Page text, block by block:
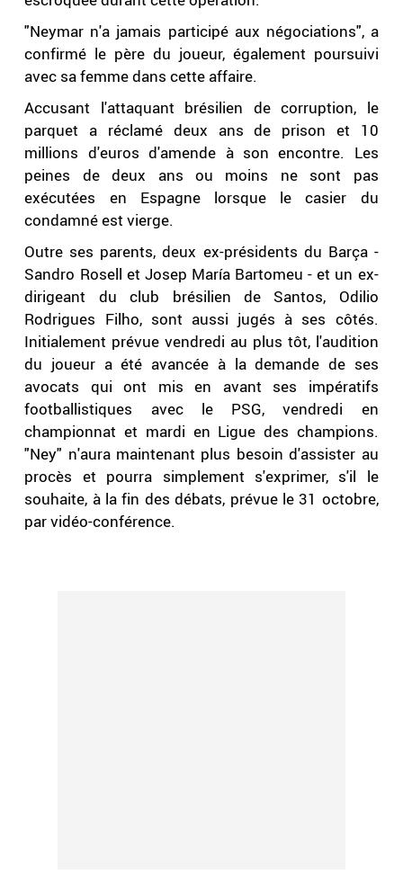
"Neymar n'a jamais participé aux négociations", a
confirmé le père du joueur, également poursuivi
avec sa femme dans cette affaire.
Accusant l'attaquant brésilien de corruption, le
parquet a réclamé deux ans de prison et 10
millions d'euros d'amende à son encontre. Les
peines de deux ans ou moins ne sont pas
exécutées en Espagne lorsque le casier du
condamné est vierge.
Outre ses parents, deux ex-présidents du Barça -
Sandro Rosell et Josep María Bartomeu - et un ex-
dirigeant du club brésilien de Santos, Odilio
Rodrigues Filho, sont aussi jugés à ses côtés.
Initialement prévue vendredi au plus tôt, l'audition
du joueur a été avancée à la demande de ses
avocats qui ont mis en avant ses impératifs
footballistiques avec le PSG, vendredi en
championnat et mardi en Ligue des champions.
"Ney" n'aura maintenant plus besoin d'assister au
procès et pourra simplement s'exprimer, s'il le
souhaite, à la fin des débats, prévue le 31 octobre,
par vidéo-conférence.